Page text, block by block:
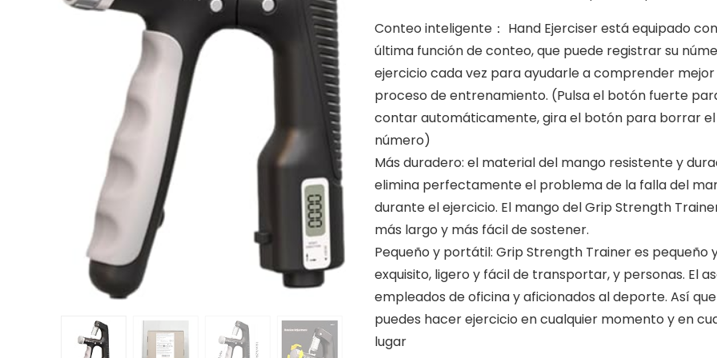
Conteo inteligente： Hand Ejerciser está equipado
última función de conteo, que puede registrar su
ejercicio cada vez para ayudarle a comprender
proceso de entrenamiento. (Pulsa el botón fuerte
contar automáticamente, gira el botón para borrar el
número)
Más duradero: el material del mango resistente y
elimina perfectamente el problema de la falla del
durante el ejercicio. El mango del Grip Strength
más largo y más fácil de sostener.
Pequeño y portátil: Grip Strength Trainer es pequeño
exquisito, ligero y fácil de transportar, y personas. El
empleados de oficina y aficionados al deporte. Así que
puedes hacer ejercicio en cualquier momento y en
lugar